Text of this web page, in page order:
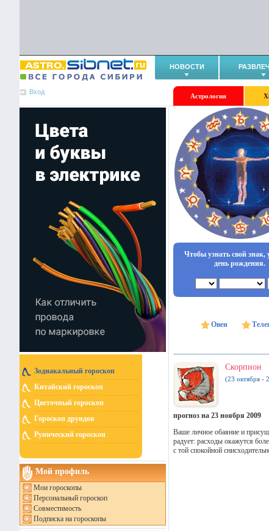
НОВОСТИ
Вход
Астрология
Зодиакальный гороскоп
Китайский гороскоп
Цветочный гороскоп
Гороскоп друидов
Рунический гороскоп
Мой профиль
Мои гороскопы
Персональный гороскоп
Совместимость
Подписка на гороскопы
Чтобы узнать свой знак,
день рождения.
Овен
Скорпион
(23 октября -
прогноз на 23 ноября 2009
Ваше личное обаяние и
радует: расходы окажутся
с той спокойной